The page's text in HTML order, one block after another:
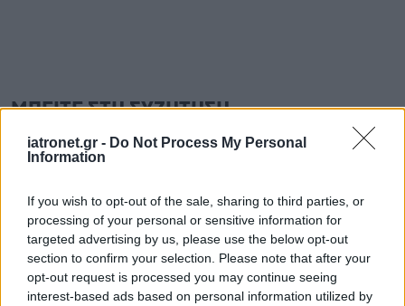
iatronet.gr - Do Not Process My Personal
Information
If you wish to opt-out of the sale, sharing to third parties, or
processing of your personal or sensitive information for
targeted advertising by us, please use the below opt-out
section to confirm your selection. Please note that after your
opt-out request is processed you may continue seeing
interest-based ads based on personal information utilized by
ΜΠΕΙΤΕ ΣΤΗ ΣΥΖΗΤΗΣΗ
Loading...
Προσθήκη Σχολίου